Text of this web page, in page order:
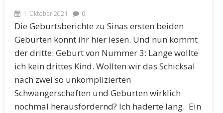
1. Oktober 2021 0
Die Geburtsberichte zu Sinas ersten beiden
Geburten könnt ihr hier lesen. Und nun kommt
der dritte: Geburt von Nummer 3: Lange wollte
ich kein drittes Kind. Wollten wir das Schicksal
nach zwei so unkomplizierten
Schwangerschaften und Geburten wirklich
nochmal herausfordernd? Ich haderte lang. Ein